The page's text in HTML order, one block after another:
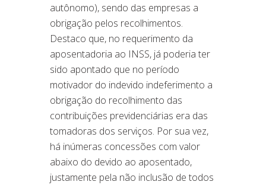
autônomo), sendo das empresas a
obrigação pelos recolhimentos.
Destaco que, no requerimento da
aposentadoria ao INSS, já poderia ter
sido apontado que no período
motivador do indevido indeferimento a
obrigação do recolhimento das
contribuições previdenciárias era das
tomadoras dos serviços. Por sua vez,
há inúmeras concessões com valor
abaixo do devido ao aposentado,
justamente pela não inclusão de todos